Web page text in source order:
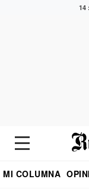
14
MI COLUMNA